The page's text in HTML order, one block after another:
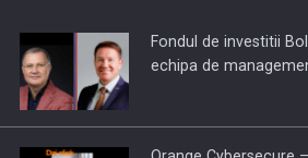
din piata
Fondul de investitii
echipa de